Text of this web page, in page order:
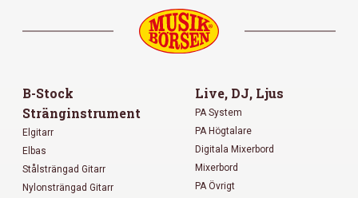
B-Stock
Stränginstrument
Elgitarr
Elbas
Stålsträngad Gitarr
Nylonsträngad Gitarr
Live, DJ, Ljus
PA System
PA Högtalare
Digitala Mixerbord
Mixerbord
PA Övrigt